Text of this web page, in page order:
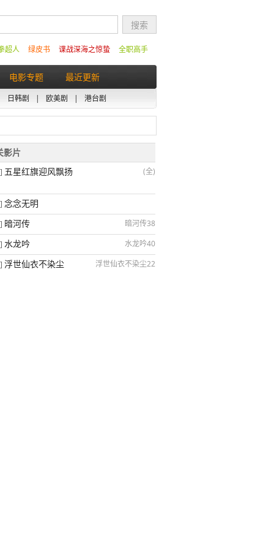
全职高手
谍战深海之惊蛰
绿皮书
超人
电影专题 最近更新
日韩剧 | 欧美剧 | 港台剧
关影片
五星红旗迎风飘扬 (全)
念念无明
暗河传
暗河传38
水龙吟
水龙吟40
浮世仙衣不染尘 浮世仙衣不染尘22